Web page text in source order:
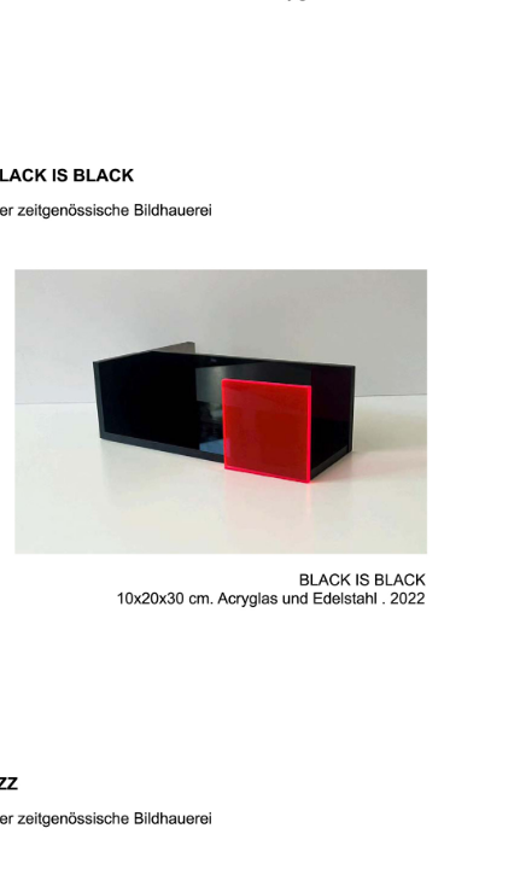
SERIE BLACK IS
BLACK